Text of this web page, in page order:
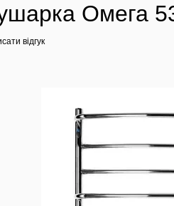
Омега
відгук